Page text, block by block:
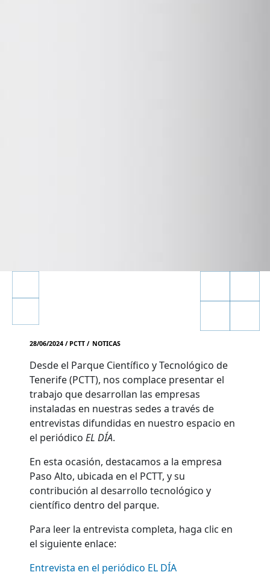
28/06/2024 / PCTT / NOTICAS
Desde el Parque Científico y Tecnológico de
Tenerife (PCTT), nos complace presentar el
trabajo que desarrollan las empresas
instaladas en nuestras sedes a través de
entrevistas difundidas en nuestro espacio en
el periódicoEL DÍA.
En esta ocasión, destacamos a la empresa
Paso Alto, ubicada en el PCTT, y su
contribución al desarrollo tecnológico y
científico dentro del parque.
Para leer la entrevista completa, haga clic en
el siguiente enlace:
Entrevistaen el periódico EL DÍA